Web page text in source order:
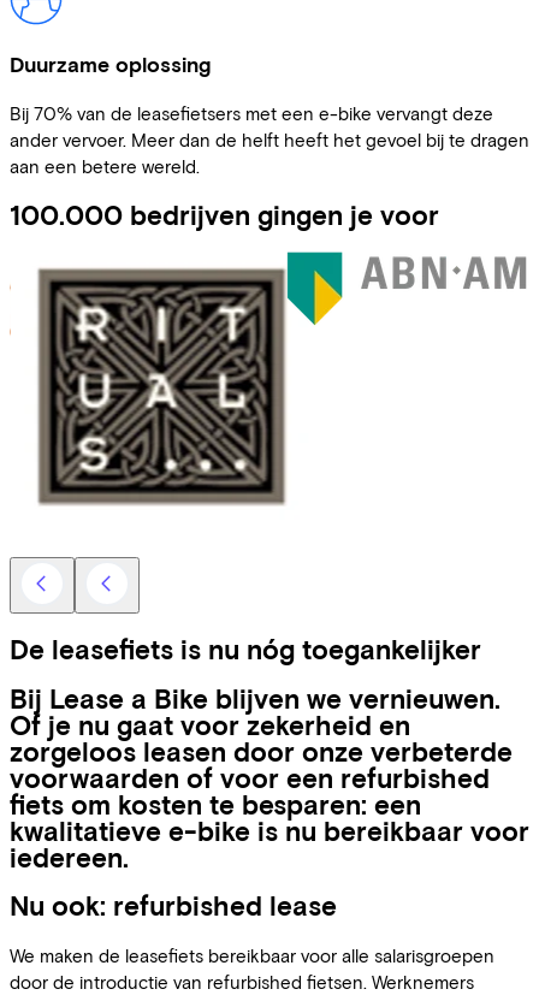
Duurzame oplossing
Bij 70% van de leasefietsers met een e-bike vervangt deze
ander vervoer. Meer dan de helft heeft het gevoel bij te dragen
aan een betere wereld.
100.000 bedrijven gingen je voor
De leasefiets is nu nóg toegankelijker
Bij Lease a Bike blijven we vernieuwen.
Of je nu gaat voor zekerheid en
zorgeloos leasen door onze verbeterde
voorwaarden of voor een refurbished
fiets om kosten te besparen: een
kwalitatieve e-bike is nu bereikbaar voor
iedereen.
Nu ook: refurbished lease
We maken de leasefiets bereikbaar voor alle salarisgroepen
door de introductie van refurbished fietsen. Werknemers